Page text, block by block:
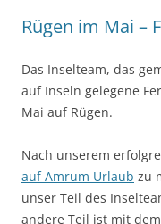
Rügen im Mai –
Das Inselteam, das
auf Inseln gelegene
Mai auf Rügen.
Nach unserem
auf Amrum Urlaub zu
unser Teil des
andere Teil ist mit